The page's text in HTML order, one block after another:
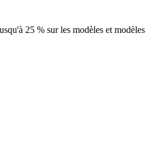
25 % sur les modèles et modèles